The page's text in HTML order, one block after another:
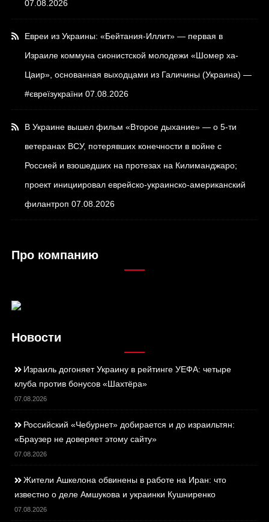
07.08.2026
Евреи из Украины: «Бейтания-Иллит» — первая в
Израиле коммуна сионистской молодежи «Шомер ха-
Цаир», основанная выходцами из Галичины (Украина) —
#євреїзукраїни 07.08.2026
В Украине вышел фильм «Второе дыхание» — о 5-ти
ветеранах ВСУ, потерявших конечности в войне с
Россией и взошедших на протезах на Килиманджаро;
проект инициировал еврейско-украинско-американский
филантроп 07.08.2026
Про компанию
Новости
Израиль догоняет Украину в рейтинге УЕФА: четыре
клуба против бонусов «Шахтёра»
07.08.2026
Российский «Чебурнет» добирается и до израильтян:
«Браузер не доверяет этому сайту»
07.08.2026
Жители Ашкелона обвинены в работе на Иран: что
известно о деле Амшукова и украинки Кушниренко
07.08.2026